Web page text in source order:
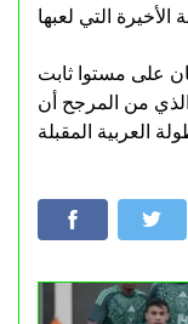
على مستوا ثابت
الذي من المرجح أن